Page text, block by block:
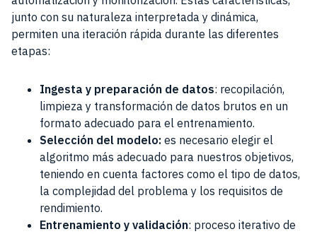
junto con su naturaleza interpretada y dinámica,
permiten una iteración rápida durante las diferentes
etapas:
Ingesta y preparación de datos: recopilación,
limpieza y transformación de datos brutos en un
formato adecuado para el entrenamiento.
Selección del modelo: es necesario elegir el
algoritmo más adecuado para nuestros objetivos,
teniendo en cuenta factores como el tipo de datos,
la complejidad del problema y los requisitos de
rendimiento.
Entrenamiento y validación: proceso iterativo de